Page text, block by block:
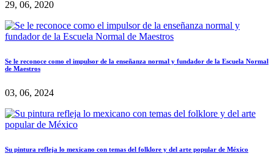
29, 06, 2020
Se le reconoce como el impulsor de la enseñanza normal y fundador de la Escuela Normal
de Maestros
03, 06, 2024
Su pintura refleja lo mexicano con temas del folklore y del arte popular de México